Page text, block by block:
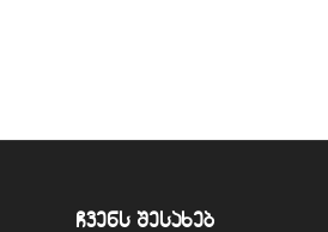
ჩვენს შესახებ